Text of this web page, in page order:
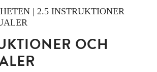
| 2.5 INSTRUKTIONER
OCH